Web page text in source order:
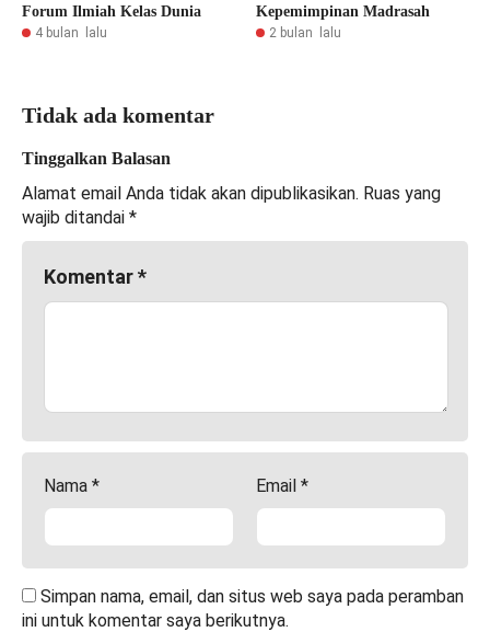
Forum Ilmiah Kelas Dunia
4 bulan lalu
Kepemimpinan Madrasah
2 bulan lalu
Tidak ada komentar
Tinggalkan Balasan
Alamat email Anda tidak akan dipublikasikan. Ruas yang
wajib ditandai *
Komentar*
Nama * Email *
Simpan nama, email, dan situs web saya pada peramban
ini untuk komentar saya berikutnya.